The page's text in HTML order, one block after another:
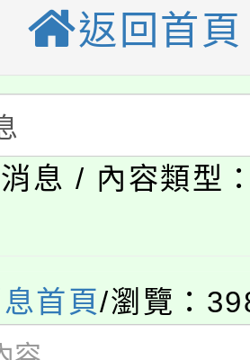
惠，詳情可洽有
增能研習
造教育及科技
研習
生活教案入校路
農教育專業人
祭」8/29、30在
午1時於龍潭區
。27日，桃園電
園市運動會8/
返回首頁
息 / 內容類型
首頁/瀏覽：